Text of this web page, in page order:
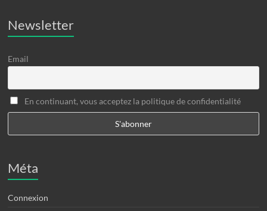
Newsletter
Email
En continuant, vous acceptez la politique de confidentialité
Méta
Connexion